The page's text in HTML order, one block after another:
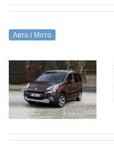
Авто і Мото